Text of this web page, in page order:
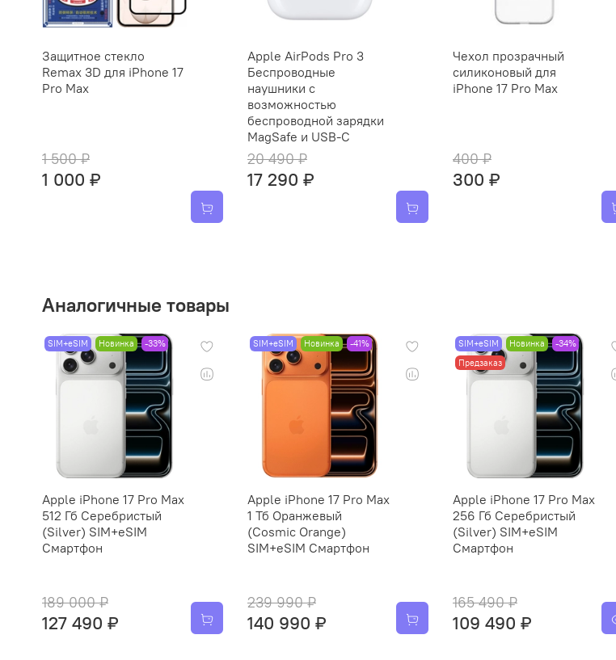
Защитное стекло
Remax 3D для iPhone 17
Pro Max
1 500 ₽
1 000 ₽
Apple AirPods Pro 3
Беспроводные
наушники с
возможностью
беспроводной зарядки
MagSafe и USB‑C
20 490 ₽
17 290 ₽
Чехол прозрачный
силиконовый для
iPhone 17 Pro Max
400 ₽
300 ₽
Аналогичные товары
SIM+eSIM Новинка -33%
Apple iPhone 17 Pro Max
512 Гб Серебристый
(Silver) SIM+eSIM
Смартфон
189 000 ₽
127 490 ₽
SIM+eSIM Новинка -41%
Apple iPhone 17 Pro Max
1 Тб Оранжевый
(Cosmic Orange)
SIM+eSIM Смартфон
239 990 ₽
140 990 ₽
SIM+eSIM Новинка
-34%
Предзаказ
Apple iPhone 17 Pro Max
256 Гб Серебристый
(Silver) SIM+eSIM
Смартфон
165 490 ₽
109 490 ₽